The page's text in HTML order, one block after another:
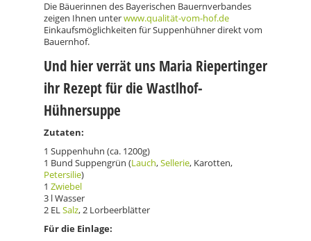
Die Bäuerinnen des Bayerischen Bauernverbandes
zeigen Ihnen unterwww.qualität-vom-hof.de
Einkaufsmöglichkeiten für Suppenhühner direkt vom
Bauernhof.
Und hier verrät uns Maria Riepertinger
ihr Rezept für die Wastlhof-
Hühnersuppe
Zutaten:
1 Suppenhuhn (ca. 1200g)
1 Bund Suppengrün (Lauch,Sellerie, Karotten,
Petersilie)
1 Zwiebel
3 l Wasser
2 ELSalz, 2 Lorbeerblätter
Für die Einlage: